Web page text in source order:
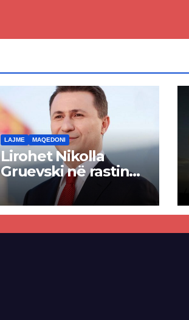
LAJME MAQEDONI
Lirohet Nikolla
Gruevski në rastin
“Talir 2”, gjykata
rrëzon akuzat për
ndërtimin e
paligjshëm të selisë